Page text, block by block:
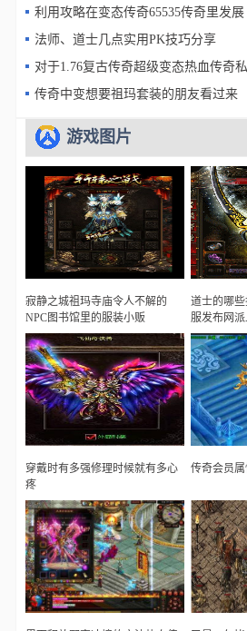
利用攻略在变态传奇65535传奇里发展
法师、道士几点实用PK技巧分享
对于1.76复古传奇超级变态热血传奇
传奇中变想要祖玛套装的朋友看过来
游戏图片
寂静之城祖玛寺庙令人不解的
NPC图书馆里的服装小贩
道士的哪
服发布网
穿戴时有多强修理时候就有多心
疼
传奇会员